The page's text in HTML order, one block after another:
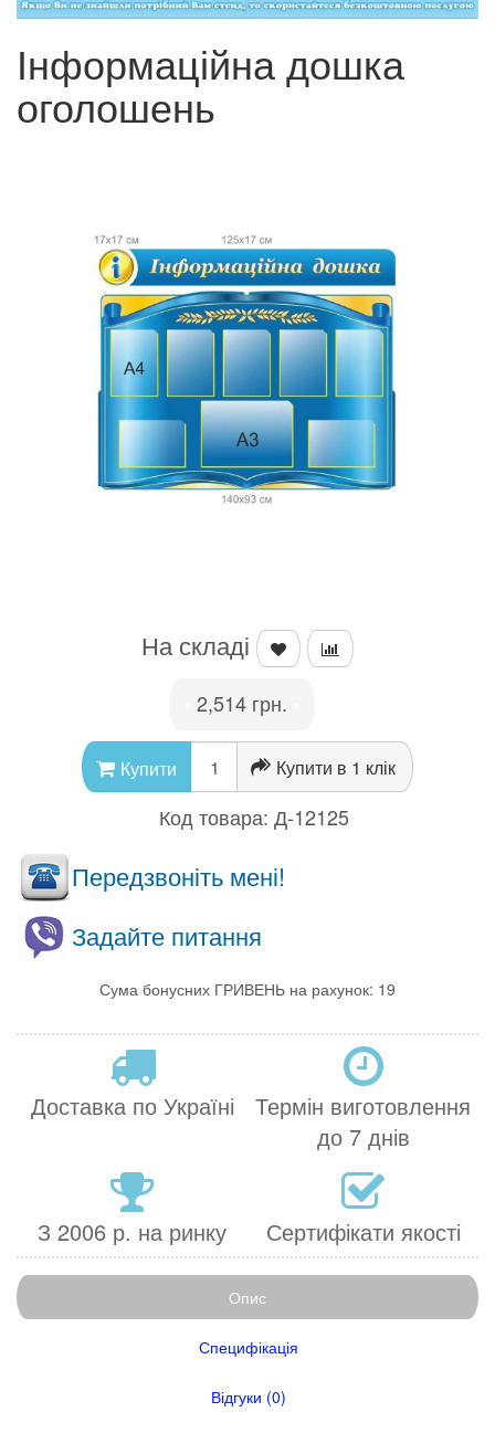
Інформаційна дошка
оголошень
На складі
2,514 грн.
Купити Купити в 1 клік
Код товара: Д-12125
Передзвоніть мені!
Задайте питання
Сума бонусних ГРИВЕНЬ на рахунок: 19
Доставка по Україні
Термін виготовлення
до 7 днів
З 2006 р. на ринку Сертифікати якості
Опис
Специфікація
Відгуки (0)